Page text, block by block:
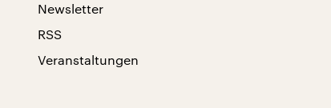
Newsletter
RSS
Veranstaltungen